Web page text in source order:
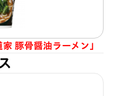
豚骨醤油ラーメン」